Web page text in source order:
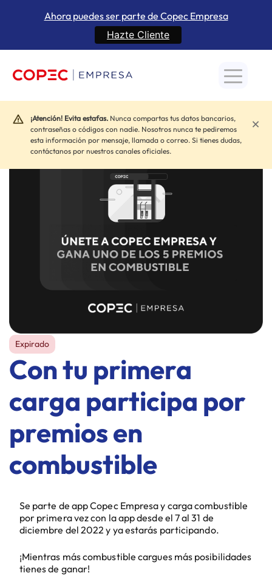
Ahora puedes ser parte de Copec Empresa
Hazte Cliente
¡Atención! Evita estafas. Nunca compartas tus datos bancarios,
contraseñas o códigos con nadie. Nosotros nunca te pediremos
esta información por mensaje, llamada o correo. Si tienes dudas,
contáctanos por nuestros canales oficiales.
×
premios en combustible
Expirado
Con tu primera
carga participa por
premios en
combustible
Se parte de app Copec Empresa y carga combustible
por primera vez con la app desde el 7 al 31 de
diciembre del 2022 y ya estarás participando.
¡Mientras más combustible cargues más posibilidades
tienes de ganar!